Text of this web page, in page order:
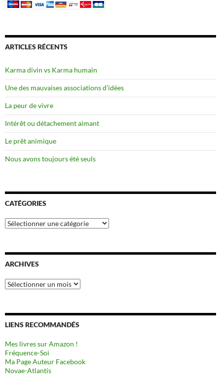
ARTICLES RÉCENTS
Karma divin vs Karma humain
Une des mauvaises associations d’idées
La peur de vivre
Intérêt ou détachement aimant
Le prêt animique
Nous avons toujours été seuls
CATÉGORIES
Catégories
ARCHIVES
Archives
LIENS RECOMMANDÉS
Mes livres sur Amazon !
Fréquence-Soi
Ma Page Auteur Facebook
Novae-Atlantis